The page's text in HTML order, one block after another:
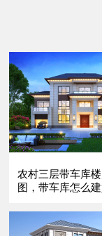
农村三层带车库
图，带车库怎么